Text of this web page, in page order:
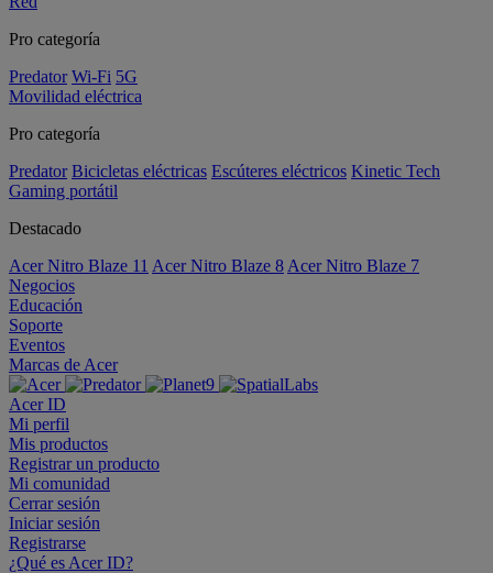
Pro categoría
Predator Wi-Fi 5G
Movilidad eléctrica
Pro categoría
Predator Bicicletas eléctricas Escúteres eléctricos Kinetic Tech
Gaming portátil
Destacado
Acer Nitro Blaze 11 Acer Nitro Blaze 8 Acer Nitro Blaze 7
Negocios
Educación
Soporte
Eventos
Marcas de Acer
Acer ID
Mi perfil
Mis productos
Registrar un producto
Mi comunidad
Cerrar sesión
Iniciar sesión
Registrarse
¿Qué es Acer ID?